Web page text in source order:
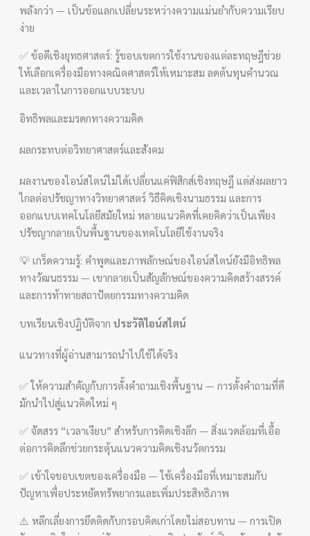
พลังกว่า — เป็นข้อแลกเปลี่ยนระหว่างความแม่นยำกับความเรียบ
ง่าย
✅ ข้อดีเชิงยุทธศาสตร์: รู้ขอบเขตการใช้งานของแต่ละทฤษฎีช่วย
ให้เลือกเครื่องมือทางคณิตศาสตร์ให้เหมาะสม ลดต้นทุนคำนวณ
และเวลาในการออกแบบระบบ
อิทธิพลและมรดกทางความคิด
ผลกระทบต่อวิทยาศาสตร์และสังคม
ผลงานของไอน์สไตน์ไม่ได้เปลี่ยนแค่ฟิสิกส์เชิงทฤษฎี แต่ส่งผลยาว
ไกลต่อปรัชญาทางวิทยาศาสตร์ วิธีคิดเชิงนามธรรม และการ
ออกแบบเทคโนโลยีสมัยใหม่ หลายแนวคิดที่เคยคิดว่าเป็นเพียง
ปรัชญากลายเป็นพื้นฐานของเทคโนโลยีใช้งานจริง
💡 เกร็ดความรู้: คำพูดและภาพลักษณ์ของไอน์สไตน์ยังมีอิทธิพล
ทางวัฒนธรรม — เขากลายเป็นสัญลักษณ์ของความคิดสร้างสรรค์
และการท้าทายสถาปัตยกรรมทางความคิด
บทเรียนเชิงปฏิบัติจากประวัติไอน์สไตน์
แนวทางที่ผู้อ่านสามารถนำไปใช้ได้จริง
✅ ให้ความสำคัญกับการตั้งคำถามเชิงพื้นฐาน — การตั้งคำถามที่ดี
มักนำไปสู่แนวคิดใหม่ ๆ
✅ จัดสรร “เวลาเงียบ” สำหรับการคิดเชิงลึก — สิ่งแวดล้อมที่เอื้อ
ต่อการคิดลึกช่วยกระตุ้นแนวความคิดเชิงนวัตกรรม
✅ เข้าใจขอบเขตของเครื่องมือ — ใช้เครื่องมือที่เหมาะสมกับ
ปัญหาเพื่อประหยัดทรัพยากรและเพิ่มประสิทธิภาพ
⚠️ หลีกเลี่ยงการยึดติดกับกรอบคิดเก่าโดยไม่สอบทาน — การเปิด